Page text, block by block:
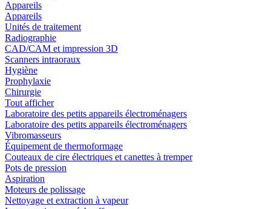
Appareils
Appareils
Unités de traitement
Radiographie
CAD/CAM et impression 3D
Scanners intraoraux
Hygiène
Prophylaxie
Chirurgie
Tout afficher
Laboratoire des petits appareils électroménagers
Laboratoire des petits appareils électroménagers
Vibromasseurs
Équipement de thermoformage
Couteaux de cire électriques et canettes à tremper
Pots de pression
Aspiration
Moteurs de polissage
Nettoyage et extraction à vapeur